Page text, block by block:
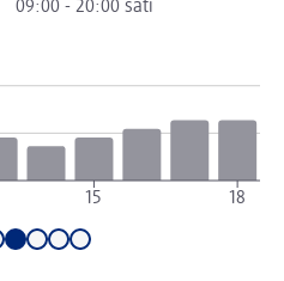
09:00 - 20:00 sati
15 18